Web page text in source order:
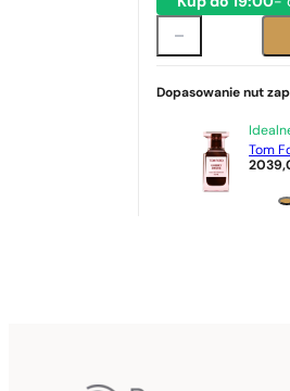
Dopasowanie nut
Tom